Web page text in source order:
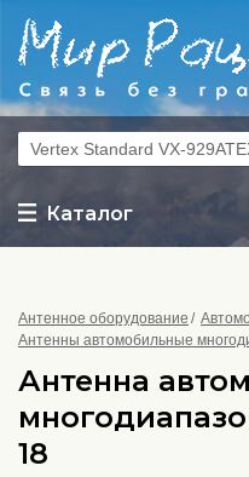
Каталог
Антенное оборудование
Антенны автомобильные
Антенна
18